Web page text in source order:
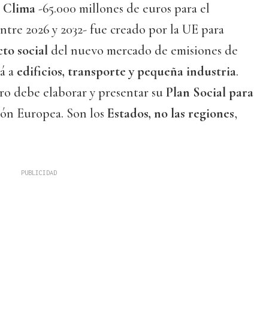
Clima-65.000 millones de euros para el
2026 y 2032- fue creado por la UE para
social del nuevo mercado de emisiones de
a edificios, transporte y pequeña industria.
debe elaborar y presentar suPlan Social para
Europea. Son los Estados, no las regiones,